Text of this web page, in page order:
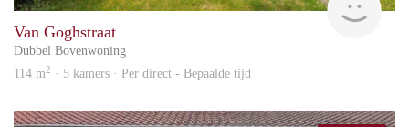
Van Goghstraat
Dubbel Bovenwoning
114 m2 · 5 kamers · Per direct - Bepaalde tijd